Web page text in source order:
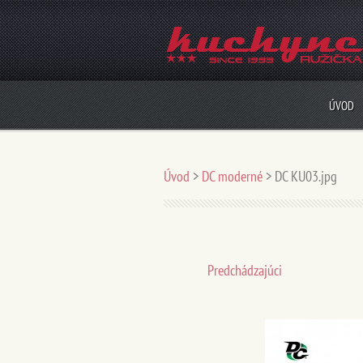
ÚVOD
Úvod > DC moderné > DC KU03.jpg
Predchádzajúci